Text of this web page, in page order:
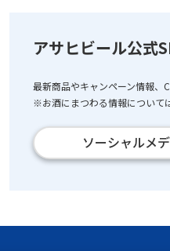
アサヒビール公式
最新商品やキャンペーン情報、
※お酒にまつわる情報について
ソーシャルメ